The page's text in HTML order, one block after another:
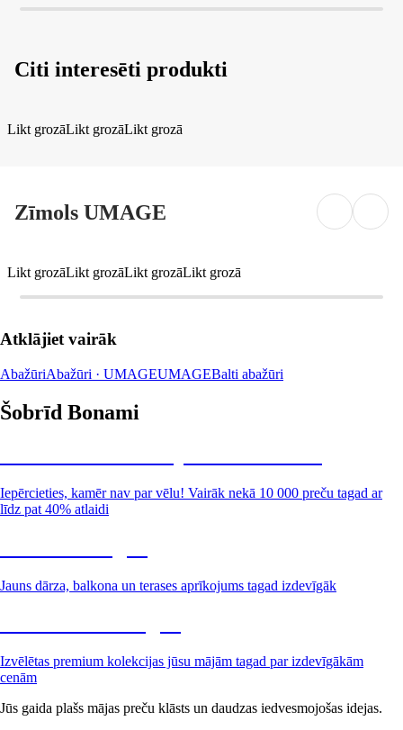
Citi interesēti produkti
Likt grozāLikt grozāLikt grozā
Zīmols UMAGE
Likt grozāLikt grozāLikt grozāLikt grozā
Atklājiet vairāk
AbažūriAbažūri · UMAGEUMAGEBalti abažūri
Šobrīd Bonami
Iepērcieties, kamēr nav par vēlu! Vairāk nekā 10 000 preču tagad ar
līdz pat 40% atlaidi
Jauns dārza, balkona un terases aprīkojums tagad izdevīgāk
Izvēlētas premium kolekcijas jūsu mājām tagad par izdevīgākām
cenām
Jūs gaida plašs mājas preču klāsts un daudzas iedvesmojošas idejas.